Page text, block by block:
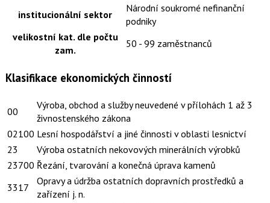
institucionální sektor
Národní soukromé nefinanční
podniky
velikostní kat. dle počtu
zam.
50 - 99 zaměstnanců
Klasifikace ekonomických činností
00
Výroba, obchod a služby neuvedené v přílohách 1 až 3
živnostenského zákona
02100 Lesní hospodářství a jiné činnosti v oblasti lesnictví
23
Výroba ostatních nekovových minerálních výrobků
23700 Řezání, tvarování a konečná úprava kamenů
3317
Opravy a údržba ostatních dopravních prostředků a
zařízení j. n.